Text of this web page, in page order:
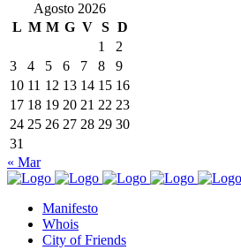
Agosto 2026
L M M G V S D
1
2
3
4 5 6 7 8
9
10 11 12 13 14 15 16
17 18 19 20 21 22 23
24 25 26 27 28 29 30
31
« Mar
Manifesto
Whois
City of Friends